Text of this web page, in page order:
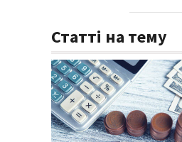
Статті на тему